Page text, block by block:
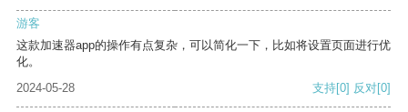
游客
这款加速器app的操作有点复杂，可以简化一下，比如将设置页面进行优
化。
2024-05-28
支持[0] 反对[0]